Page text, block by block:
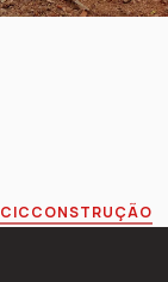
CICCONSTRUÇÃO